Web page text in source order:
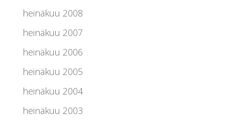
heinäkuu 2008
heinäkuu 2007
heinäkuu 2006
heinäkuu 2005
heinäkuu 2004
heinäkuu 2003